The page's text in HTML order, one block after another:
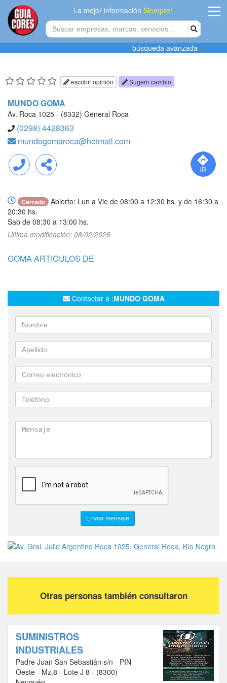
La mejor informaciónSiempre!
Agregar
Radios
Contactenos
búsqueda avanzada
escribir opinión Sugerir cambio
MUNDO GOMA
Av. Roca 1025 - (8332) General Roca
(0298) 4428363
mundogomaroca@hotmail.com
Llamar Compartir
Cerrado
Abierto: Lun a Vie de 08:00 a 12:30 hs. y de 16:30 a
20:30 hs.
Sab de 08:30 a 13:00 hs.
Ultima modificación: 08/02/2026
GOMA ARTICULOS DE
Contactar a :MUNDO GOMA
Otras personas también consultaron
SUMINISTROS
INDUSTRIALES
Padre Juan San Sebastián s/n - PIN
Oeste - Mz.8 - Lote J 8 - (8300)